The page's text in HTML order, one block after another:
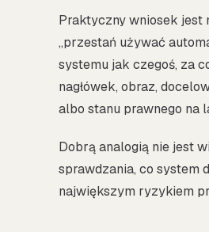
Praktyczny wniosek jest
„przestań używać
systemu jak czegoś, za
nagłówek, obraz,
albo stanu prawnego na
Dobrą analogią nie jest
sprawdzania, co system
największym ryzykiem